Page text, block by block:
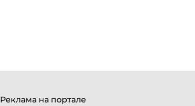
Реклама на портале